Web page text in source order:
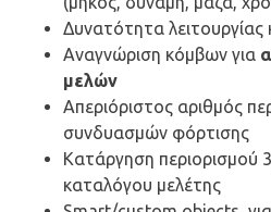
Δυνατότητα λειτουργίας
Αναγνώριση κόμβων για
μελών
Απεριόριστος αριθμός
συνδυασμών φόρτισης
Κατάργηση περιορισμού
καταλόγου μελέτης